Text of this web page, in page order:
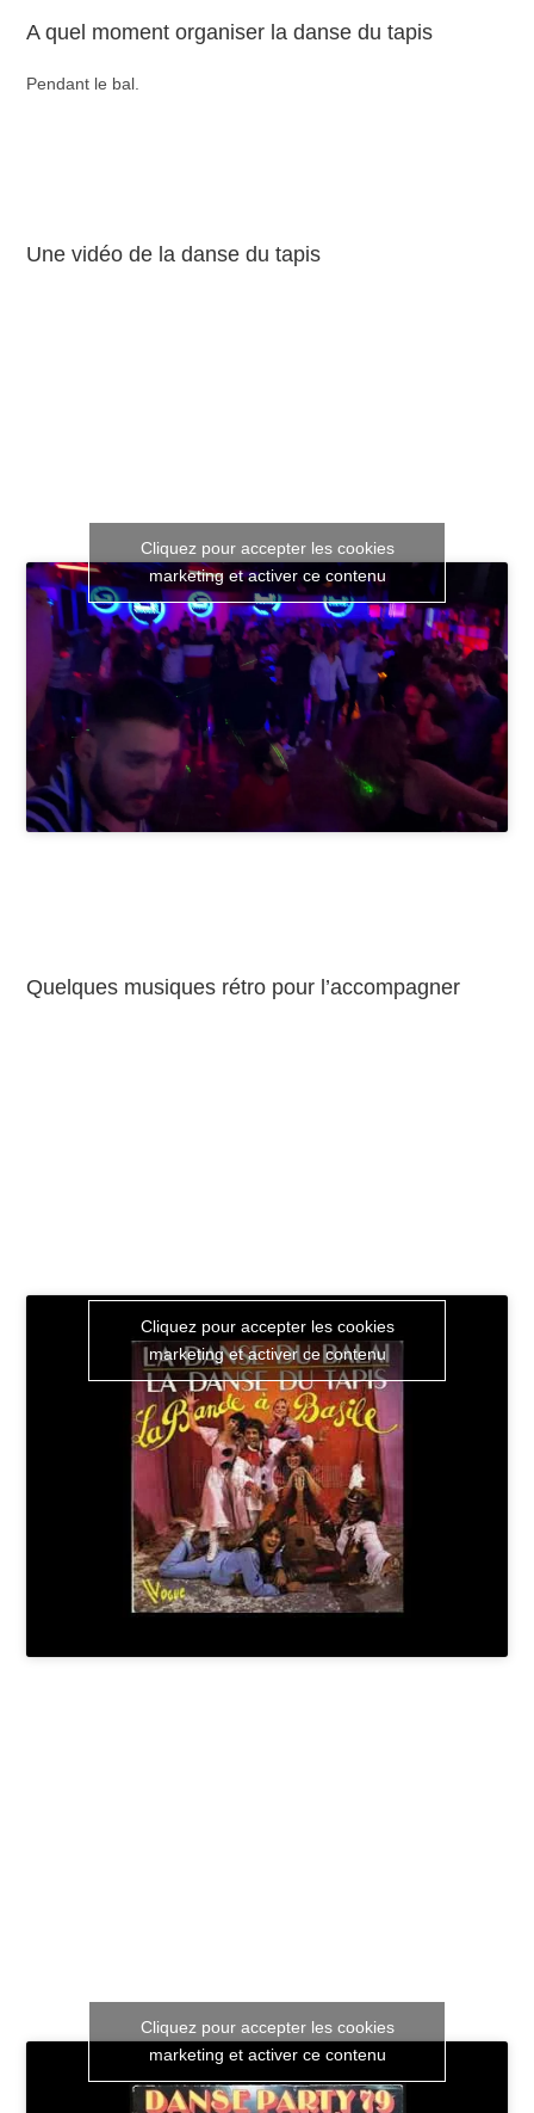
A quel moment organiser la danse du tapis
Pendant le bal.
Une vidéo de la danse du tapis
Cliquez pour accepter les cookies
marketing et activer ce contenu
Quelques musiques rétro pour l’accompagner
Cliquez pour accepter les cookies
marketing et activer ce contenu
Cliquez pour accepter les cookies
marketing et activer ce contenu